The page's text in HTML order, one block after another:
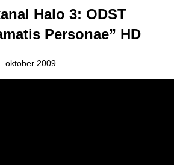
Halo 3: ODST
Personae” HD
oktober 2009